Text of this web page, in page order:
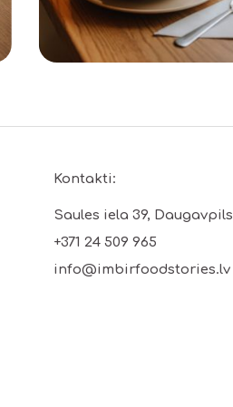
Kontakti:
Saules iela 39, Daugavpils
+371 24 509 965
info@imbirfoodstories.lv